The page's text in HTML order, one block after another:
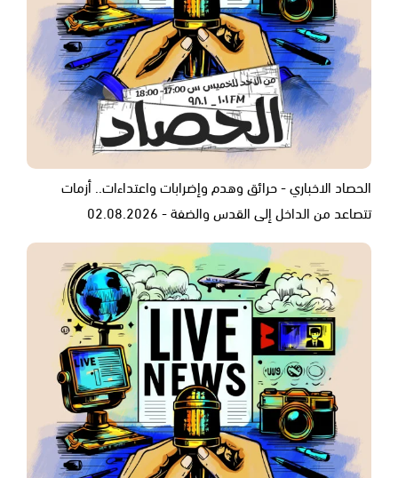
الحصاد الاخباري - حرائق وهدم وإضرابات واعتداءات.. أزمات
تتصاعد من الداخل إلى القدس والضفة - 02.08.2026